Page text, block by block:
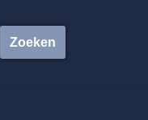
Zoeken